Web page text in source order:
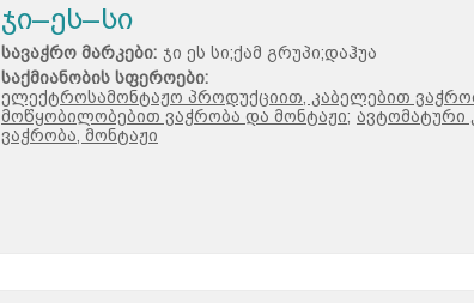
ჯი–ეს–სი
სავაჭრო მარკები: ჯი ეს სი;ქამ გრუპი;დაჰუა
საქმიანობის სფეროები:
ელექტროსამონტაჟო პროდუქციით, კაბელებით
მოწყობილობებით ვაჭრობა და მონტაჟი; ავტომატური
ვაჭრობა, მონტაჟი